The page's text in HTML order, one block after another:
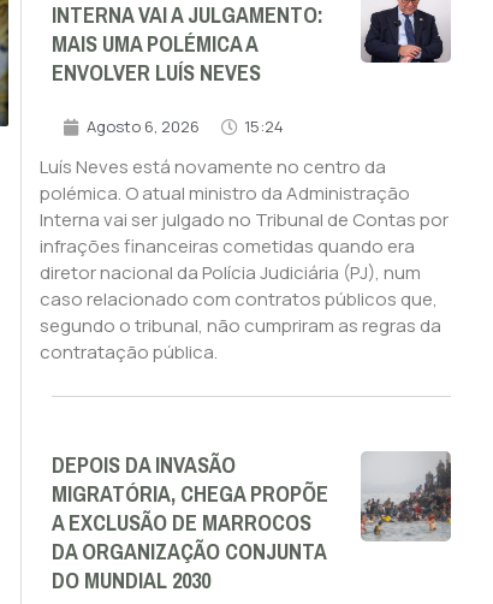
INTERNA VAI A JULGAMENTO:
MAIS UMA POLÉMICA A
ENVOLVER LUÍS NEVES
Agosto 6, 2026 15:24
Luís Neves está novamente no centro da
polémica. O atual ministro da Administração
Interna vai ser julgado no Tribunal de Contas por
infrações financeiras cometidas quando era
diretor nacional da Polícia Judiciária (PJ), num
caso relacionado com contratos públicos que,
segundo o tribunal, não cumpriram as regras da
contratação pública.
DEPOIS DA INVASÃO
MIGRATÓRIA, CHEGA PROPÕE
A EXCLUSÃO DE MARROCOS
DA ORGANIZAÇÃO CONJUNTA
DO MUNDIAL 2030